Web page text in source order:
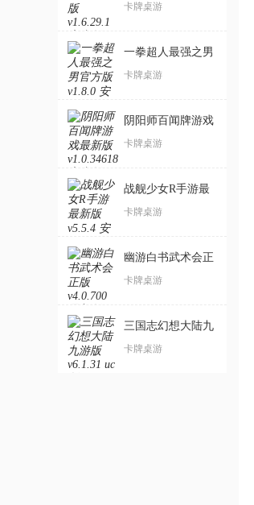
卡牌桌游
一拳超人最强之男
官方版
卡牌桌游
阴阳师百闻牌游戏
最新版
卡牌桌游
战舰少女R手游最
新版
卡牌桌游
幽游白书武术会正
版
卡牌桌游
三国志幻想大陆九
游版
卡牌桌游